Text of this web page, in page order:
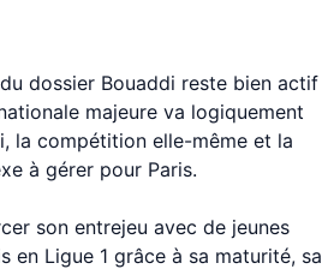
dossier Bouaddi reste bien actif
majeure va logiquement
la compétition elle-même et la
à gérer pour Paris.
son entrejeu avec de jeunes
en Ligue 1 grâce à sa maturité, sa